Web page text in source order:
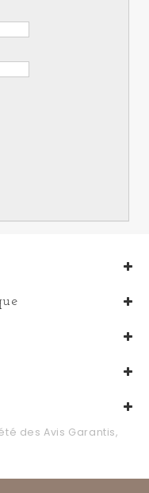
des Avis Garantis,